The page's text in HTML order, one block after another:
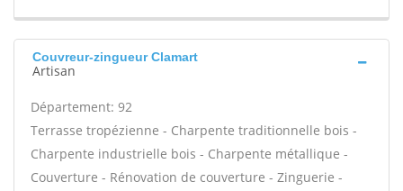
Couvreur-zingueur Clamart
Artisan
Département: 92
Terrasse tropézienne - Charpente traditionnelle bois -
Charpente industrielle bois - Charpente métallique -
Couverture - Rénovation de couverture - Zinguerie -